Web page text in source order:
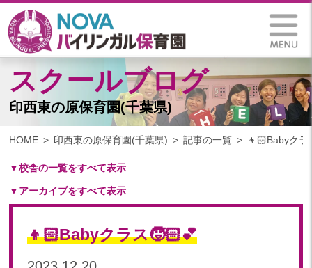
スクールブログ
印西東の原保育園(千葉県)
HOME 印西東の原保育園(千葉県) 記事の一覧 👦🏻Babyクラ
▼校舎の一覧をすべて表示
札幌保育園（北海道）
仙台八木山保育園（宮城県）
仙台富沢保育園（宮城県）
▼アーカイブをすべて表示
2024年 11月(10)
2024年 10月(20)
👦🏻Babyクラス🧒🏻💕